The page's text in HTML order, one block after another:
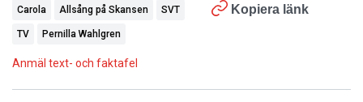
Kopiera länk
Carola Allsång på Skansen SVT
TV Pernilla Wahlgren
Anmäl text- och faktafel